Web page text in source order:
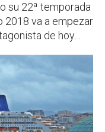
su 22ª temporada
2018 va a empezar
de hoy…